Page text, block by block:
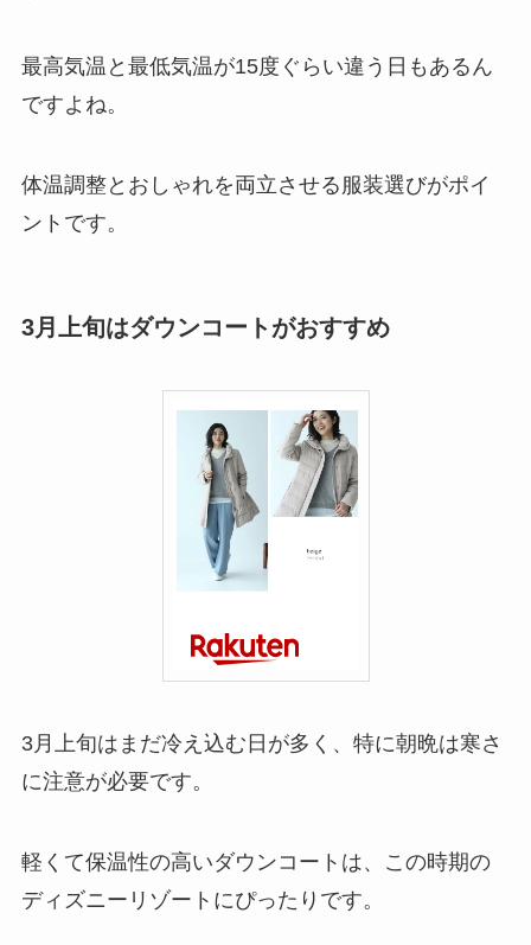
最高気温と最低気温が15度ぐらい違う日もあるん
ですよね。
体温調整とおしゃれを両立させる服装選びがポイ
ントです。
3月上旬はダウンコートがおすすめ
3月上旬はまだ冷え込む日が多く、特に朝晩は寒さ
に注意が必要です。
軽くて保温性の高いダウンコートは、この時期の
ディズニーリゾートにぴったりです。